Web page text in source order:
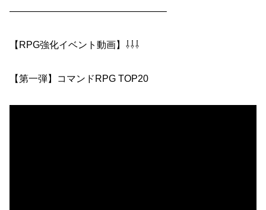
————————————————–
【RPG強化イベント動画】⇩⇩⇩
【第一弾】コマンドRPG TOP20